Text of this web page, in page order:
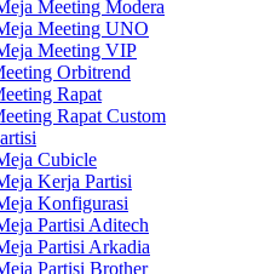
Meeting Modera
Meeting UNO
Meeting VIP
Orbitrend
Rapat
Rapat Custom
Cubicle
Kerja Partisi
Konfigurasi
Partisi Aditech
Partisi Arkadia
Partisi Brother